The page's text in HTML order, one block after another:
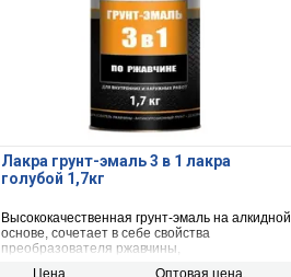
Лакра грунт-эмаль 3 в 1 лакра
голубой 1,7кг
Высококачественная грунт-эмаль на алкидной
основе, сочетает в себе свойства
преобразователя ржавчины,
Цена, Оптовая цена,